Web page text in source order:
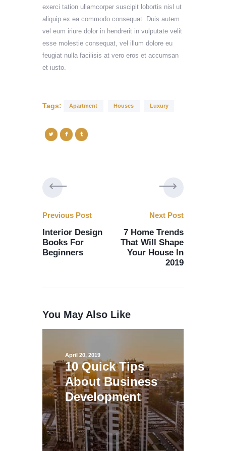
exerci tation ullamcorper suscipit lobortis nisl ut
aliquip ex ea commodo consequat. Duis autem
vel eum iriure dolor in hendrerit in vulputate velit
esse molestie consequat, vel illum dolore eu
feugiat nulla facilisis at vero eros et accumsan
et iusto.
Tags: Apartment Houses Luxury
Previous Post
Interior Design
Books For
Beginners
Next Post
7 Home Trends
That Will Shape
Your House In
2019
You May Also Like
April 20, 2019
10 Quick Tips
About Business
Development